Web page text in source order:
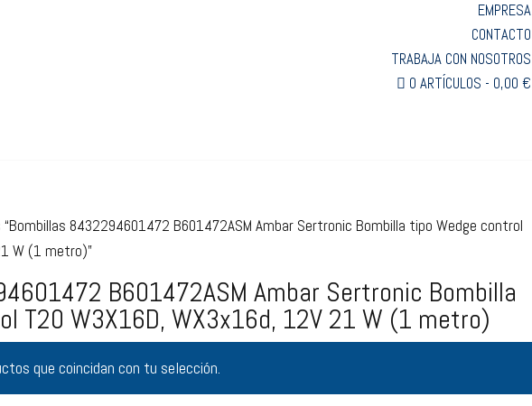
EMPRESA
CONTACTO
TRABAJA CON NOSOTROS
0 ARTÍCULOS
0,00 €
8432294601472 B601472ASM Ambar Sertronic Bombilla tipo Wedge control
W (1 metro)”
B601472ASM Ambar Sertronic Bombilla
T20 W3X16D, WX3x16d, 12V 21 W (1 metro)
que coincidan con tu selección.